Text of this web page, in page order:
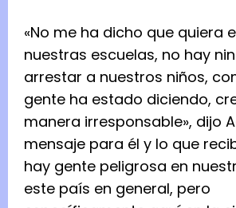
«No me ha dicho que quiera
nuestras escuelas, no hay
arrestar a nuestros niños,
gente ha estado diciendo,
manera irresponsable», dijo
mensaje para él y lo que
hay gente peligrosa en
este país en general, pero